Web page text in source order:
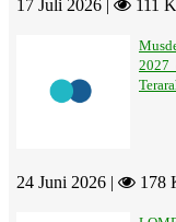
17 Juli 2026 | 111
2027
24 Juni 2026 | 178